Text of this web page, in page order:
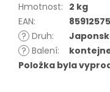
Hmotnost: 2 kg
EAN:
? Druh:
? Balení:
Položka byla